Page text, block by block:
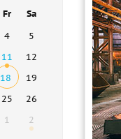
Fr
Sa
4
5
11
12
18
19
25
26
1 2